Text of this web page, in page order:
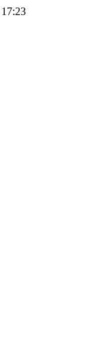
17:23